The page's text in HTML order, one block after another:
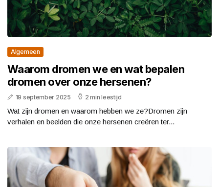
Algemeen
Waarom dromen we en wat bepalen
dromen over onze hersenen?
19 september 2025 2 min leestijd
Wat zijn dromen en waarom hebben we ze?Dromen zijn
verhalen en beelden die onze hersenen creëren ter...